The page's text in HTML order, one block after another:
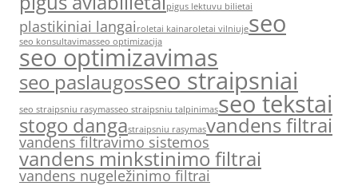
pigus lektuvu bilietai
plastikiniai langai roletai kainaroletai vilniujeseo
seo konsultavimasseo optimizacija
seo optimizavimas
seo paslaugosseo straipsniai
seo straipsniu rasymasseo straipsniu talpinimasseo tekstai
stogo dangastraipsniu rasymasvandens filtrai
vandens filtravimo sistemos
vandens minkstinimo filtrai
vandens nugeležinimo filtrai